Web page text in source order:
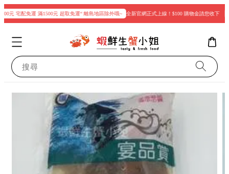
元 宅配免運 滿1500元 超取免運“ 離島地區除外哦~ 全新官網正式上線！$100 購物金請您收下
搜尋